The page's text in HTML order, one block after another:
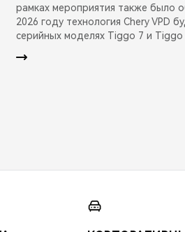
рамках мероприятия также было
2026 году технология Chery VPD
серийных моделях Tiggo 7 и Tiggo